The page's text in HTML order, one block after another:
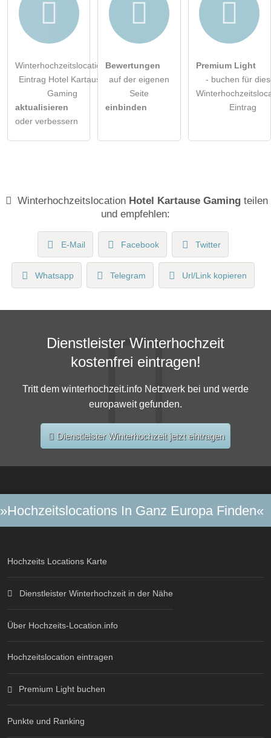
Winterhochzeitslocation-
Eintrag Hotel Kartause
Gaming
aktualisieren
oder verbessern
Bewertungen
auf der eigenen
Seite
einbinden
Premium Light
- buchen für
Eintrag
Winterhochzeitslocation Hotel Kartause Gamingteilen
und empfehlen:
E-Mail Facebook Twitter
Whatsapp Telegram Url/Link kopieren
Dienstleister Winterhochzeit
kostenfrei eintragen!
Tritt dem winterhochzeit.info Netzwerk bei und werde
europaweit gefunden.
Dienstleister Winterhochzeit jetzt eintragen
»Hochzeitslocations In Ganz Europa Finden«
Hochzeits Locations Karte
Dienstleister Winterhochzeit in der Nähe
Über Hochzeits-Location.info
Hochzeitslocation eintragen
Premium Light buchen
Punkte und Ranking